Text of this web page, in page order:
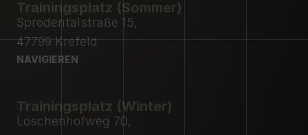
Trainingsplatz (Sommer)
Sprödentalstraße 15,
47799 Krefeld
NAVIGIEREN
Trainingsplatz (Winter)
Löschenhofweg 70,